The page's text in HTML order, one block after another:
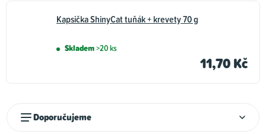
Kapsička ShinyCat tuňák + krevety 70 g
Skladem>20 ks
11,70 Kč
Doporučujeme